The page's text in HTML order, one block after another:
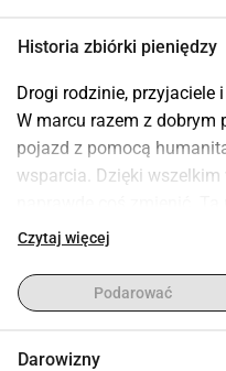
Historia zbiórki pieniędzy
Drogi rodzinie, przyjaciele
W marcu razem z
pojazd z pomocą
wsparcia. Dzięki
wrażenie. Dlatego mamy
wystarczającą ilość
Sytuacja na Ukrainie
Czytaj więcej
Podarować
Darowizny